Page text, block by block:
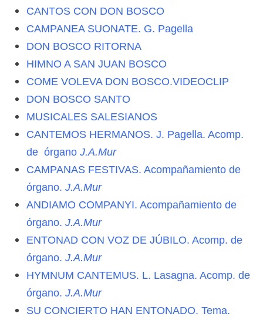
CANTOS CON DON BOSCO
CAMPANEA SUONATE. G. Pagella
DON BOSCO RITORNA
HIMNO A SAN JUAN BOSCO
COME VOLEVA DON BOSCO.VIDEOCLIP
DON BOSCO SANTO
MUSICALES SALESIANOS
CANTEMOS HERMANOS. J. Pagella. Acomp.
de órgano J.A.Mur
CAMPANAS FESTIVAS. Acompañamiento de
órgano. J.A.Mur
ANDIAMO COMPANYI. Acompañamiento de
órgano. J.A.Mur
ENTONAD CON VOZ DE JÚBILO. Acomp. de
órgano. J.A.Mur
HYMNUM CANTEMUS. L. Lasagna. Acomp. de
órgano. J.A.Mur
SU CONCIERTO HAN ENTONADO. Tema.